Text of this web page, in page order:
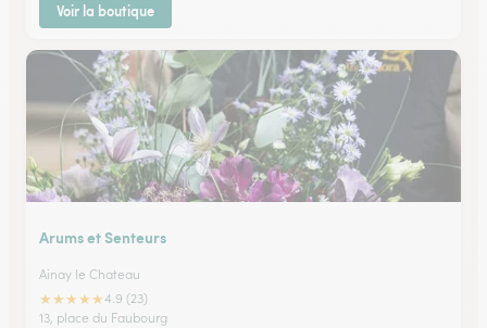
Voir la boutique
Arums et Senteurs
Ainay le Chateau
★★★★★4.9 (23)
13, place du Faubourg